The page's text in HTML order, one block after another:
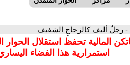
- رجلٌ أليف كالزجاجِ الشفيف
المالية تحفظ استقلال
استمرارية هذا الفضاء